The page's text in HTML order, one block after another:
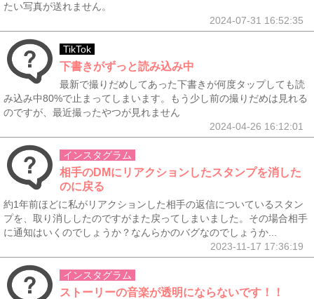
たい写真が送れません。
2024-07-31 16:52:35
TikTok
下書きがずっと読み込み中
最新で撮りだめしてあった下書きが何度タップしても読
み込み中80%で止まってしまいます。もう少し前の撮りだめは見れる
のですが、最近撮ったやつが見れません
2024-04-26 16:12:01
インスタグラム
相手のDMにリアクションしたスタンプを消した
のに戻る
約1年前ほどに私がリアクションした相手の返信についているスタン
プを、取り消ししたのですがまた戻ってしまいました。その場合相手
に通知はいくのでしょうか？なんらかのバグなのでしょうか...
2023-11-17 17:36:19
インスタグラム
ストーリーの音楽が透明にならないです！！